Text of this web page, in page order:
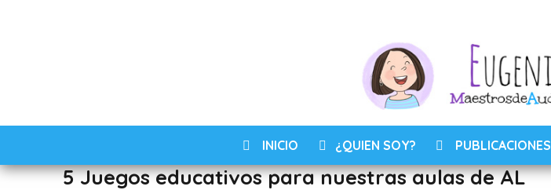
INICIO ¿QUIEN SOY? PUBLICACIONES
5 Juegos educativos para nuestras aulas de AL